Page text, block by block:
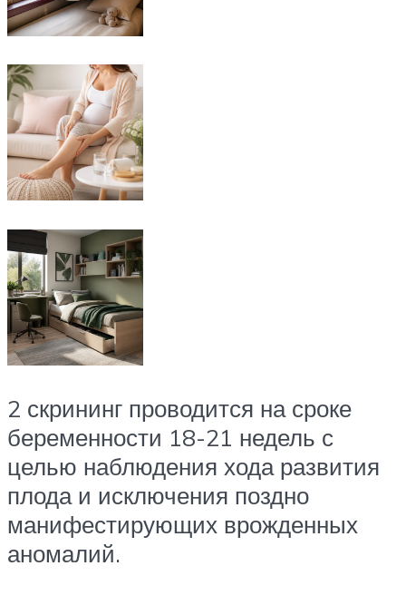
2 скрининг проводится на сроке
беременности 18-21 недель с
целью наблюдения хода развития
плода и исключения поздно
манифестирующих врожденных
аномалий.